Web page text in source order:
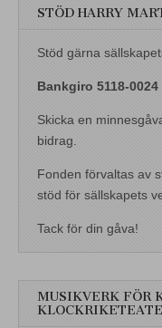
STÖD HARRY
Stöd gärna
Bankgiro 5118-0024
Skicka en
bidrag.
Fonden förvaltas av
stöd för sällskapets
Tack för din gåva!
MUSIKVERK FÖR